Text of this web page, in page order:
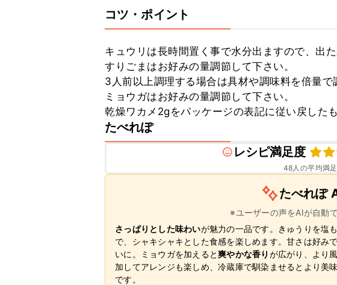
コツ・ポイント
キュウリは長時間置く事で水分出ますので、出
すりごまはお好みの量調節して下さい。
3人前以上調理する場合は具材や調味料を倍量で
ミョウガはお好みの量調節して下さい。
乾燥ワカメ2gをパッケージの表記に従い戻した
たべれぽ
レシピ満足度
48人の平均満
たべれぽ
※ユーザーの声をAIが自動
さっぱりとした味わいが魅力の一品です。きゅうりを塩
で、シャキシャキとした食感を楽しめます。甘さは好み
いに。ミョウガを加えると爽やかな香り が広がり、より
加してアレンジも楽しめ、冷蔵庫で馴染ませるとより美
です。